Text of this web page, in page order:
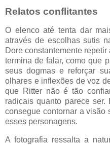
Relatos conflitantes
O elenco até tenta dar
através de escolhas sutis
Dore constantemente
termina de falar, como que
seus dogmas e reforçar
olhares e inflexões de voz
que Ritter não é tão
radicais quanto parece
consegue contornar a visão
esses personagens.
A fotografia ressalta a